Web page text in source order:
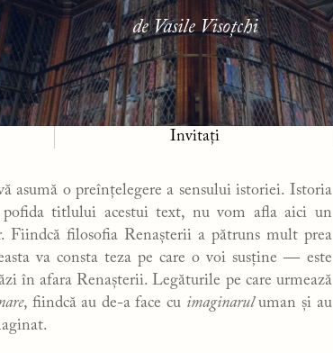
de Vasile Visoțchi
Invitați
asumă o preînțelegere a sensului istoriei. Istoria
titlului acestui text, nu vom afla aici un
Fiindcă filosofia Renașterii a pătruns mult prea
va consta teza pe care o voi susține — este
în afara Renașterii. Legăturile pe care urmează
, fiindcă au de-a face cu imaginaruluman și au